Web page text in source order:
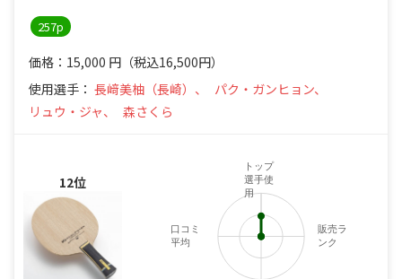
257p
価格：15,000 円 （税込16,500円）
使用選手： 長﨑美柚（長崎）、
パク・ガンヒョン、
リュウ・ジャ、
森さくら
12位
トップ
選手使
用
販売ラ
ンク
口コミ
平均